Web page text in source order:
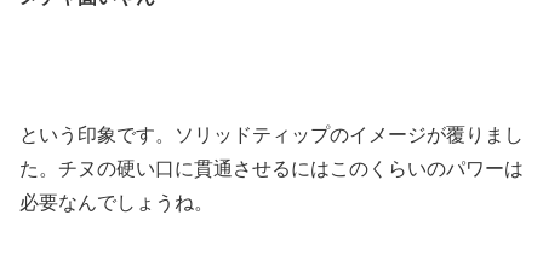
という印象です。ソリッドティップのイメージが覆りまし
た。チヌの硬い口に貫通させるにはこのくらいのパワーは
必要なんでしょうね。